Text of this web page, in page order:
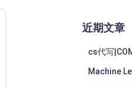
近期文章
cs代写
Machine